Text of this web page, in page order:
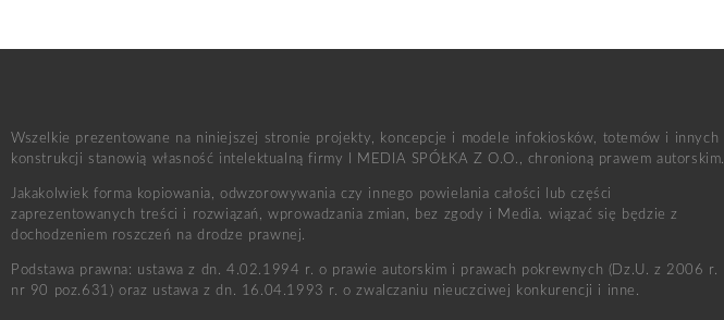
Wszelkie prezentowane na niniejszej stronie projekty, koncepcje i modele infokiosków, totemów i innych
konstrukcji stanowią własność intelektualną firmy I MEDIA SPÓŁKA Z O.O., chronioną prawem autorskim.
Jakakolwiek forma kopiowania, odwzorowywania czy innego powielania całości lub części
zaprezentowanych treści i rozwiązań, wprowadzania zmian, bez zgody i Media. wiązać się będzie z
dochodzeniem roszczeń na drodze prawnej.
Podstawa prawna: ustawa z dn. 4.02.1994 r. o prawie autorskim i prawach pokrewnych (Dz.U. z 2006 r.
nr 90 poz.631) oraz ustawa z dn. 16.04.1993 r. o zwalczaniu nieuczciwej konkurencji i inne.